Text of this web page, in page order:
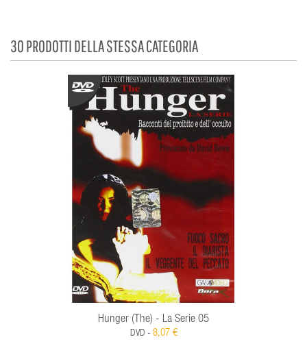
30 PRODOTTI DELLA STESSA CATEGORIA
Hunger (The) - La Serie 05
DVD - 8,07 €